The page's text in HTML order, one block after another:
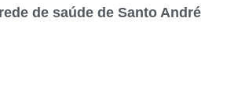
de saúde de Santo André